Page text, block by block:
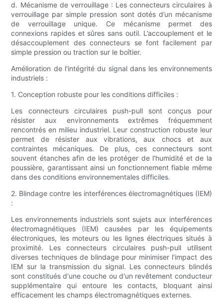
d. Mécanisme de verrouillage : Les connecteurs circulaires à
verrouillage par simple pression sont dotés d’un mécanisme
de verrouillage unique. Ce mécanisme permet des
connexions rapides et sûres sans outil. L’accouplement et le
désaccouplement des connecteurs se font facilement par
simple pression ou traction sur le boîtier.
Amélioration de l'intégrité du signal dans les environnements
industriels :
1. Conception robuste pour les conditions difficiles :
Les connecteurs circulaires push-pull sont conçus pour
résister aux environnements extrêmes fréquemment
rencontrés en milieu industriel. Leur construction robuste leur
permet de résister aux vibrations, aux chocs et aux
contraintes mécaniques. De plus, ces connecteurs sont
souvent étanches afin de les protéger de l'humidité et de la
poussière, garantissant ainsi un fonctionnement fiable même
dans des conditions environnementales difficiles.
2. Blindage contre les interférences électromagnétiques (IEM)
:
Les environnements industriels sont sujets aux interférences
électromagnétiques (IEM) causées par les équipements
électroniques, les moteurs ou les lignes électriques situés à
proximité. Les connecteurs circulaires push-pull utilisent
diverses techniques de blindage pour minimiser l'impact des
IEM sur la transmission du signal. Les connecteurs blindés
sont constitués d'une couche ou d'un revêtement conducteur
supplémentaire qui entoure les contacts, bloquant ainsi
efficacement les champs électromagnétiques externes.